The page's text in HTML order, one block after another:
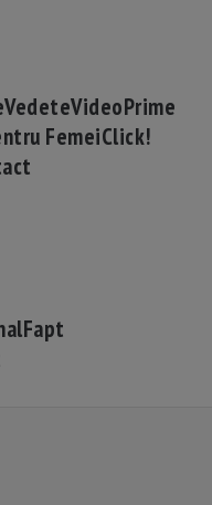
VedeteVideoPrime
FemeiClick!
Fapt